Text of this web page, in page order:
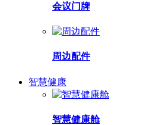
会议门牌
周边配件
智慧健康
智慧健康舱